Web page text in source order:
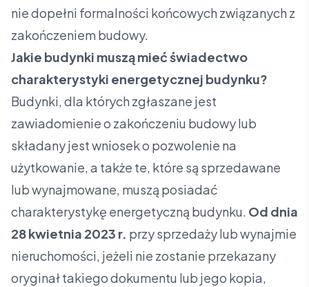
nie dopełni formalności końcowych związanych z
zakończeniem budowy.
Jakie budynki muszą mieć świadectwo
charakterystyki energetycznej budynku?
Budynki, dla których zgłaszane jest
zawiadomienie o zakończeniu budowy lub
składany jest wniosek o pozwolenie na
użytkowanie, a także te, które są sprzedawane
lub wynajmowane, muszą posiadać
charakterystykę energetyczną budynku. Od dnia
28 kwietnia 2023 r. przy sprzedaży lub wynajmie
nieruchomości, jeżeli nie zostanie przekazany
oryginał takiego dokumentu lub jego kopia,